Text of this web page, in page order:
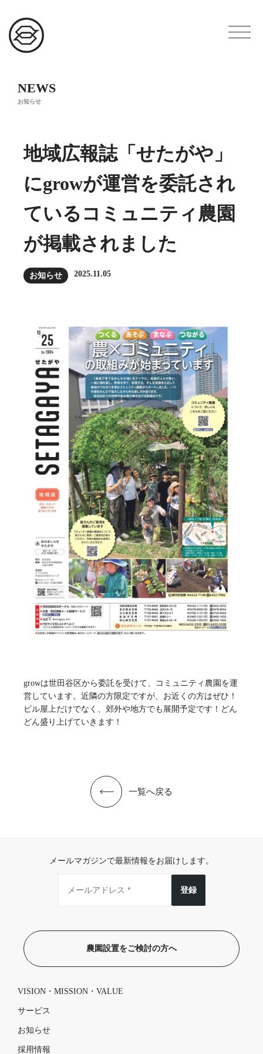
NEWS
お知らせ
地域広報誌「せたがや」
にgrowが運営を委託され
ているコミュニティ農園
が掲載されました
お知らせ 2025.11.05
growは世田谷区から委託を受けて、コミュニティ農園を運
営しています。近隣の方限定ですが、お近くの方はぜひ！
ビル屋上だけでなく、郊外や地方でも展開予定です！どん
どん盛り上げていきます！
一覧へ戻る
メールマガジンで最新情報をお届けします。
登録
農園設置をご検討の方へ
VISION・MISSION・VALUE
サービス
お知らせ
採用情報